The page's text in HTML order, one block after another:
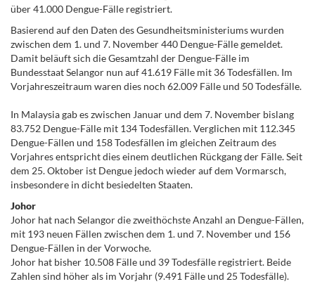
über 41.000 Dengue-Fälle registriert.
Basierend auf den Daten des Gesundheitsministeriums wurden
zwischen dem 1. und 7. November 440 Dengue-Fälle gemeldet.
Damit beläuft sich die Gesamtzahl der Dengue-Fälle im
Bundesstaat Selangor nun auf 41.619 Fälle mit 36 ​​Todesfällen. Im
Vorjahreszeitraum waren dies noch 62.009 Fälle und 50 Todesfälle.
In Malaysia gab es zwischen Januar und dem 7. November bislang
83.752 Dengue-Fälle mit 134 Todesfällen. Verglichen mit 112.345
Dengue-Fällen und 158 Todesfällen im gleichen Zeitraum des
Vorjahres entspricht dies einem deutlichen Rückgang der Fälle. Seit
dem 25. Oktober ist Dengue jedoch wieder auf dem Vormarsch,
insbesondere in dicht besiedelten Staaten.
Johor
Johor hat nach Selangor die zweithöchste Anzahl an Dengue-Fällen,
mit 193 neuen Fällen zwischen dem 1. und 7. November und 156
Dengue-Fällen in der Vorwoche.
Johor hat bisher 10.508 Fälle und 39 Todesfälle registriert. Beide
Zahlen sind höher als im Vorjahr (9.491 Fälle und 25 Todesfälle).